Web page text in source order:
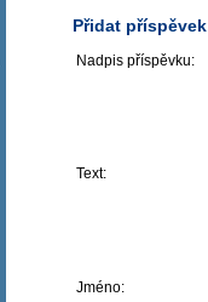
Přidat příspěvek
Nadpis příspěvku:
Text:
Jméno: